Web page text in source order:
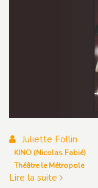
Juliette Follin
KINO (Nicolas Fabié)
Théâtre le Métropole
Lire la suite